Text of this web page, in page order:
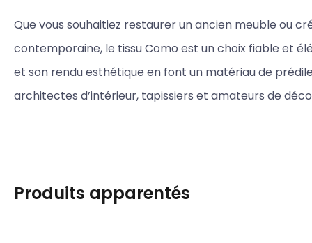
Que vous souhaitiez restaurer un ancien meuble ou
contemporaine, le tissu Como est un choix fiable et
et son rendu esthétique en font un matériau de
architectes d’intérieur, tapissiers et amateurs de
Produits apparentés